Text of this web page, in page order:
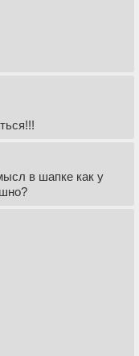
в шапке как у